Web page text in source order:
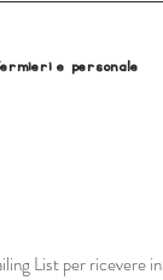
e personale
List per ricevere